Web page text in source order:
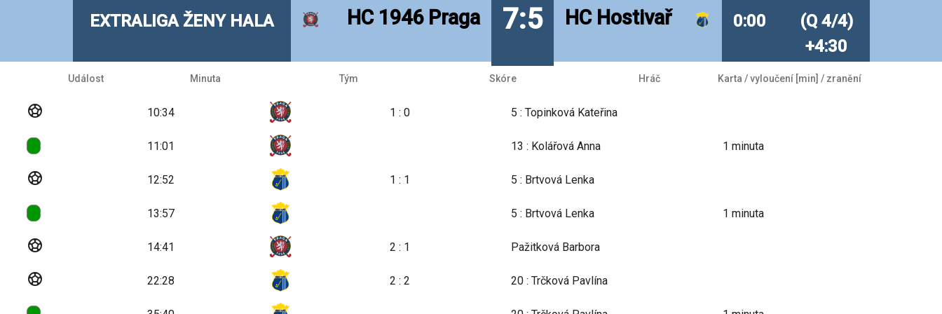
EXTRALIGA ŽENY HALA HC 1946 Praga 7:5 HC Hostivař 0:00
(Q 4/4)
+4:30
Událost Minuta Tým Skóre Hráč Karta / vyloučení [min] / zranění
sports_soccer 10:34 1 : 0 5 : Topinková Kateřina
11:01 13 : Kolářová Anna 1minuta
sports_soccer 12:52 1 : 1 5 : Brtvová Lenka
13:57 5 : Brtvová Lenka 1minuta
sports_soccer 14:41 2 : 1 Pažitková Barbora
sports_soccer 22:28 2 : 2 20 : Trčková Pavlína